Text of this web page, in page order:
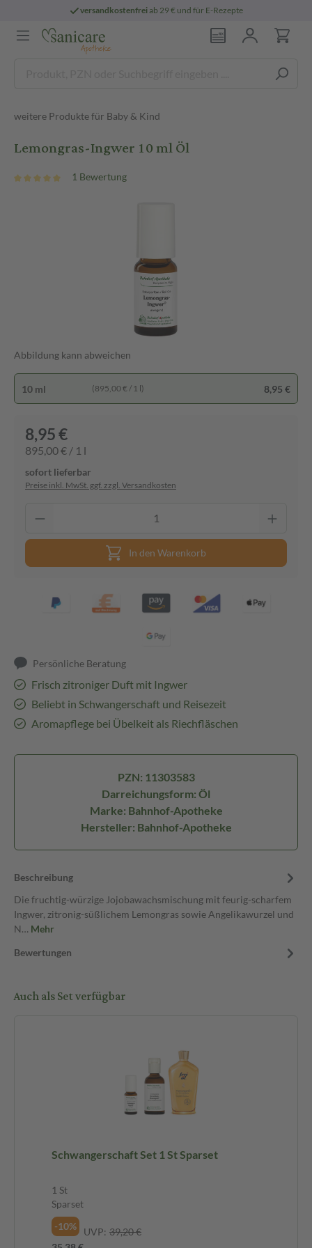
versandkostenfreiab 29 € und für E-Rezepte
weitere Produkte für Baby & Kind
Lemongras-Ingwer 10 ml Öl
1 Bewertung
Abbildung kann abweichen
10 ml (895,00 € / 1 l) 8,95 €
8,95 €
895,00 € / 1 l
sofort lieferbar
Preise inkl. MwSt. ggf. zzgl. Versandkosten
In den Warenkorb
Persönliche Beratung
Frisch zitroniger Duft mit Ingwer
Beliebt in Schwangerschaft und Reisezeit
Aromapflege bei Übelkeit als Riechfläschen
PZN: 11303583
Darreichungsform: Öl
Marke: Bahnhof-Apotheke
Hersteller: Bahnhof-Apotheke
Beschreibung
Die fruchtig-würzige Jojobawachsmischung mit feurig-scharfem
Ingwer, zitronig-süßlichem Lemongras sowie Angelikawurzel und
N… Mehr
Bewertungen
Auch als Set verfügbar
Schwangerschaft Set 1 St Sparset
1 St
Sparset
-10%
UVP: 39,20 €